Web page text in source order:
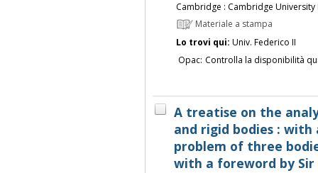
Cambridge : Cambridge University
Materiale a stampa
Lo trovi qui: Univ. Federico II
Opac: Controlla la disponibilità
A treatise on the
and rigid bodies :
problem of three
with a foreword by Sir